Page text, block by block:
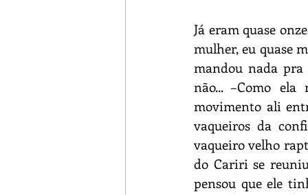
Já eram quase
mulher, eu quase
mandou nada pra
não... –Como
movimento ali
vaqueiros da
vaqueiro velho
do Cariri se
pensou que ele